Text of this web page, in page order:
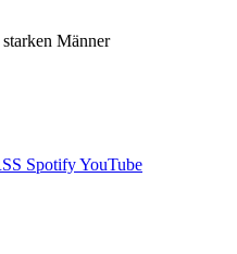
Männer
SpotifyYouTube